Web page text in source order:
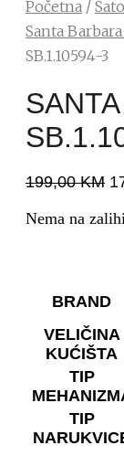
Početna /
Santa
SB.1.10594-3
199,00KM
Nema na zalihi
BRAND
VELIČINA
KUĆIŠTA
TIP
TIP